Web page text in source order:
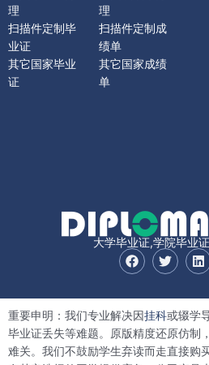
理
扫描件定制毕
业证
其它国家毕业
证
理
扫描件定制成
绩单
其它国家成绩
单
大学毕业证,学院毕业
F
a
c
o
o
k
T
w
i
e
r
L
i
n
d
i
n
重要申明：我们专业解决因挂科或辍学
毕业证丢失等难题。原版精度还原仿制
难关。我们不鼓励学生弃读而走直接购